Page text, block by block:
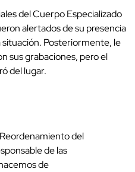
del Cuerpo Especializado
alertados de su presencia
situación. Posteriormente, le
sus grabaciones, pero el
del lugar.
del
de las
de